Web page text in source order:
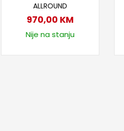
ALLROUND
970,00 KM
Nije na stanju